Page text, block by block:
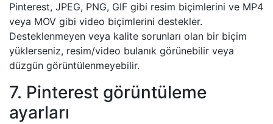
Pinterest, JPEG, PNG, GIF gibi resim biçimlerini ve MP4
veya MOV gibi video biçimlerini destekler.
Desteklenmeyen veya kalite sorunları olan bir biçim
yüklerseniz, resim/video bulanık görünebilir veya
düzgün görüntülenmeyebilir.
7. Pinterest görüntüleme
ayarları